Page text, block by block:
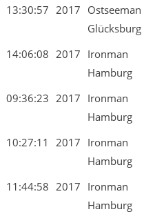
13:30:57 2017 Ostseeman
Glücksburg
14:06:08 2017 Ironman
Hamburg
09:36:23 2017 Ironman
Hamburg
10:27:11 2017 Ironman
Hamburg
11:44:58 2017 Ironman
Hamburg